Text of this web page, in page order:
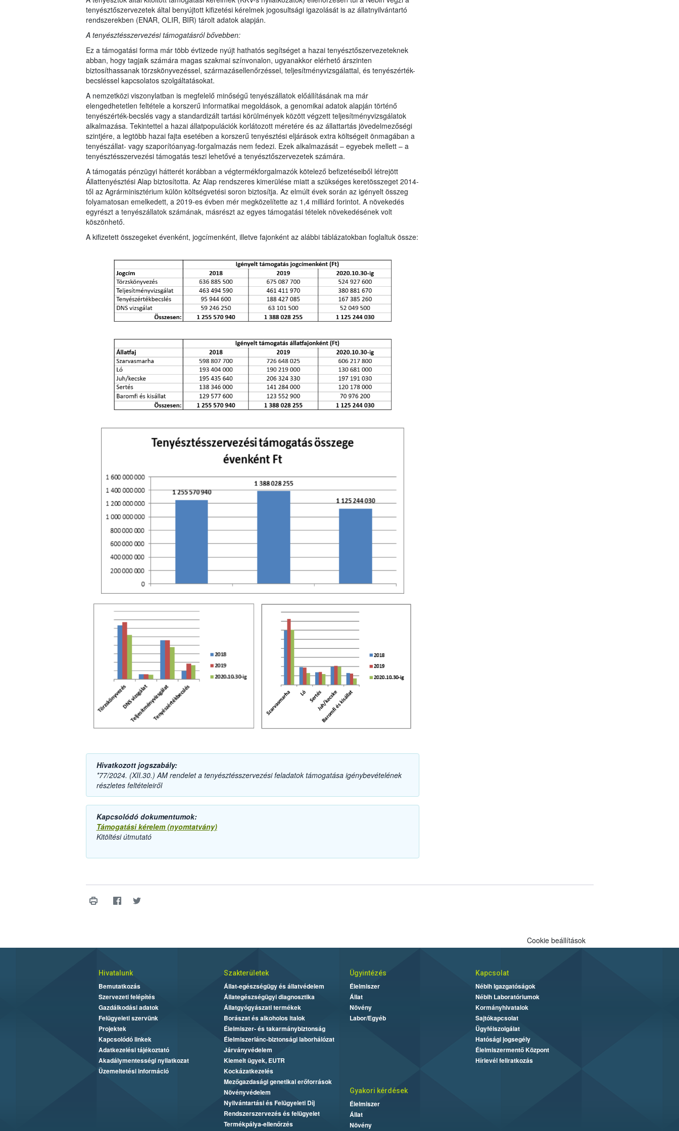
tenyésztőszervezetek által benyújtott kifizetési kérelmek jogosultsági igazolását is az állatnyilvántartó
rendszerekben (ENAR, OLIR, BIR) tárolt adatok alapján.
A tenyésztésszervezési támogatásról bővebben:
Ez a támogatási forma már több évtizede nyújt hathatós segítséget a hazai tenyésztőszervezeteknek
abban, hogy tagjaik számára magas szakmai színvonalon, ugyanakkor elérhető árszinten
biztosíthassanak törzskönyvezéssel, származásellenőrzéssel, teljesítményvizsgálattal, és tenyészérték-
becsléssel kapcsolatos szolgáltatásokat.
A nemzetközi viszonylatban is megfelelő minőségű tenyészállatok előállításának ma már
elengedhetetlen feltétele a korszerű informatikai megoldások, a genomikai adatok alapján történő
tenyészérték-becslés vagy a standardizált tartási körülmények között végzett teljesítményvizsgálatok
alkalmazása. Tekintettel a hazai állatpopulációk korlátozott méretére és az állattartás jövedelmezőségi
szintjére, a legtöbb hazai fajta esetében a korszerű tenyésztési eljárások extra költségeit önmagában a
tenyészállat- vagy szaporítóanyag-forgalmazás nem fedezi. Ezek alkalmazását – egyebek mellett – a
tenyésztésszervezési támogatás teszi lehetővé a tenyésztőszervezetek számára.
A támogatás pénzügyi hátterét korábban a végtermékforgalmazók kötelező befizetéseiből létrejött
Állattenyésztési Alap biztosította. Az Alap rendszeres kimerülése miatt a szükséges keretösszeget 2014-
től az Agrárminisztérium külön költségvetési soron biztosítja. Az elmúlt évek során az igényelt összeg
folyamatosan emelkedett, a 2019-es évben mér megközelítette az 1,4 milliárd forintot. A növekedés
egyrészt a tenyészállatok számának, másrészt az egyes támogatási tételek növekedésének volt
köszönhető.
A kifizetett összegeket évenként, jogcímenként, illetve fajonként az alábbi táblázatokban foglaltuk össze:
Hivatkozott jogszabály:
*77/2024. (XII.30.) AM rendelet a tenyésztésszervezési feladatok támogatása igénybevételének
részletes feltételeiről
Kapcsolódó dokumentumok:
Támogatási kérelem (nyomtatvány)
Kitöltési útmutató
Cookie beállítások
Hivatalunk
Bemutatkozás
Szervezeti felépítés
Gazdálkodási adatok
Felügyeleti szervünk
Projektek
Kapcsolódó linkek
Adatkezelési tájékoztató
Akadálymentességi nyilatkozat
Üzemeltetési információ
Szakterületek
Állat-egészségügy és állatvédelem
Állategészségügyi diagnosztika
Állatgyógyászati termékek
Borászat és alkoholos italok
Élelmiszer- és takarmánybiztonság
Élelmiszerlánc-biztonsági laborhálózat
Járványvédelem
Kiemelt ügyek, EUTR
Kockázatkezelés
Mezőgazdasági genetikai erőforrások
Növényvédelem
Nyilvántartási és Felügyeleti Díj
Rendszerszervezés és felügyelet
Termékpálya-ellenőrzés
Ügyintézés
Élelmiszer
Állat
Növény
Labor/Egyéb
Kapcsolat
Nébih Igazgatóságok
Nébih Laboratóriumok
Kormányhivatalok
Sajtókapcsolat
Ügyfélszolgálat
Hatósági jogsegély
Élelmiszermentő Központ
Hírlevél feliratkozás
Gyakori kérdések
Élelmiszer
Állat
Növény